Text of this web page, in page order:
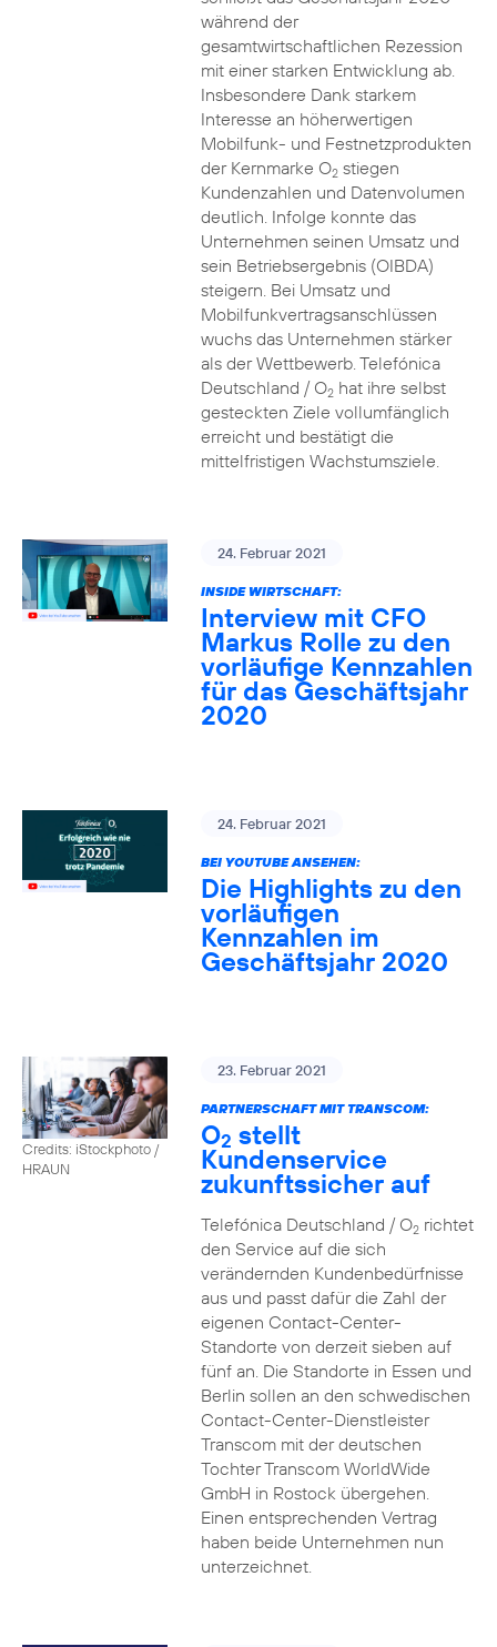
während der
gesamtwirtschaftlichen Rezession
mit einer starken Entwicklung ab.
Insbesondere Dank starkem
Interesse an höherwertigen
Mobilfunk- und Festnetzprodukten
der Kernmarke O2stiegen
Kundenzahlen und Datenvolumen
deutlich. Infolge konnte das
Unternehmen seinen Umsatz und
sein Betriebsergebnis (OIBDA)
steigern. Bei Umsatz und
Mobilfunkvertragsanschlüssen
wuchs das Unternehmen stärker
als der Wettbewerb. Telefónica
Deutschland / O2hat ihre selbst
gesteckten Ziele vollumfänglich
erreicht und bestätigt die
mittelfristigen Wachstumsziele.
24. Februar 2021
INSIDE WIRTSCHAFT:
Interview mit CFO
Markus Rolle zu den
vorläufige Kennzahlen
für das Geschäftsjahr
2020
24. Februar 2021
BEI YOUTUBE ANSEHEN:
Die Highlights zu den
vorläufigen
Kennzahlen im
Geschäftsjahr 2020
Credits: iStockphoto /
HRAUN
23. Februar 2021
PARTNERSCHAFT MIT TRANSCOM:
O2 stellt
Kundenservice
zukunftssicher auf
Telefónica Deutschland / O2richtet
den Service auf die sich
verändernden Kundenbedürfnisse
aus und passt dafür die Zahl der
eigenen Contact-Center-
Standorte von derzeit sieben auf
fünf an. Die Standorte in Essen und
Berlin sollen an den schwedischen
Contact-Center-Dienstleister
Transcom mit der deutschen
Tochter Transcom WorldWide
GmbH in Rostock übergehen.
Einen entsprechenden Vertrag
haben beide Unternehmen nun
unterzeichnet.